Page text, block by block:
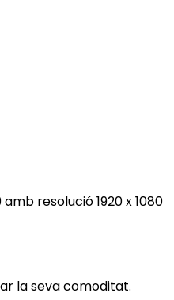
resolució 1920 x 1080
la seva comoditat.